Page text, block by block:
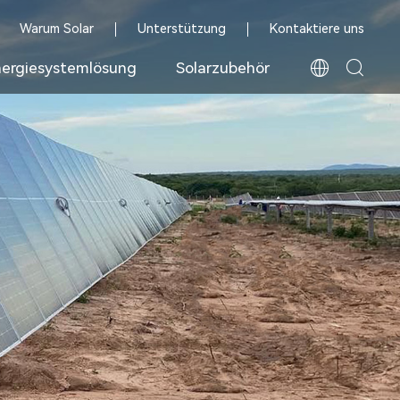
Warum Solar Unterstützung Kontaktiere uns
Solarzubehör